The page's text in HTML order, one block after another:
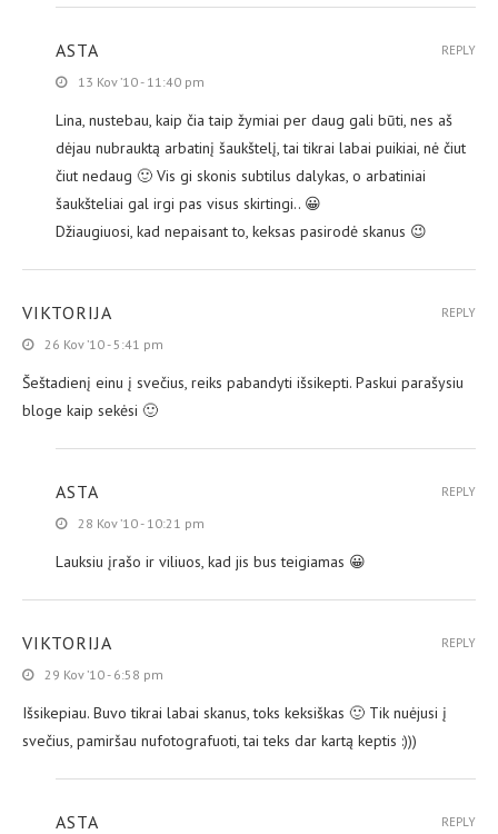
ASTA
13 Kov ’10 - 11:40 pm
Lina, nustebau, kaip čia taip žymiai per daug gali būti, nes aš
dėjau nubrauktą arbatinį šaukštelį, tai tikrai labai puikiai, nė čiut
čiut nedaug 🙂 Vis gi skonis subtilus dalykas, o arbatiniai
šaukšteliai gal irgi pas visus skirtingi.. 😀
Džiaugiuosi, kad nepaisant to, keksas pasirodė skanus 😉
REPLY
VIKTORIJA
26 Kov ’10 - 5:41 pm
Šeštadienį einu į svečius, reiks pabandyti išsikepti. Paskui parašysiu
bloge kaip sekėsi 🙂
REPLY
ASTA
28 Kov ’10 - 10:21 pm
Lauksiu įrašo ir viliuos, kad jis bus teigiamas 😀
REPLY
VIKTORIJA
29 Kov ’10 - 6:58 pm
Išsikepiau. Buvo tikrai labai skanus, toks keksiškas 🙂 Tik nuėjusi į
svečius, pamiršau nufotografuoti, tai teks dar kartą keptis :)))
REPLY
ASTA REPLY